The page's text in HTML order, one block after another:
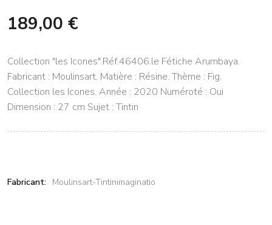
189,00 €
Collection "les Icones".Réf.46406.le Fétiche Arumbaya.
Fabricant : Moulinsart. Matière : Résine. Thème : Fig.
Collection les Icones. Année : 2020 Numéroté : Oui
Dimension : 27 cm Sujet : Tintin
Fabricant: Moulinsart-Tintinimaginatio